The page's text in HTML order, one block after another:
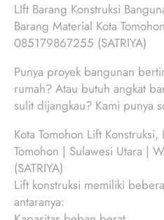
LIft Barang Konstruksi
Barang Material Kota
085179867255 (SATRIYA)
Punya proyek bangunan
rumah? Atau butuh angkat
sulit dijangkau? Kami punya
Kota Tomohon Lift
Tomohon | Sulawesi Utara |
(SATRIYA)
Lift konstruksi memiliki
antaranya: